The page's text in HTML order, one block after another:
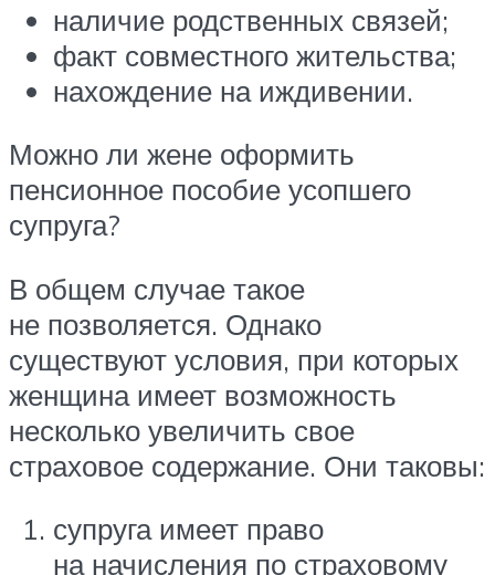
наличие родственных связей;
факт совместного жительства;
нахождение на иждивении.
Можно ли жене оформить
пенсионное пособие усопшего
супруга?
В общем случае такое
не позволяется. Однако
существуют условия, при которых
женщина имеет возможность
несколько увеличить свое
страховое содержание. Они таковы:
супруга имеет право
на начисления по страховому